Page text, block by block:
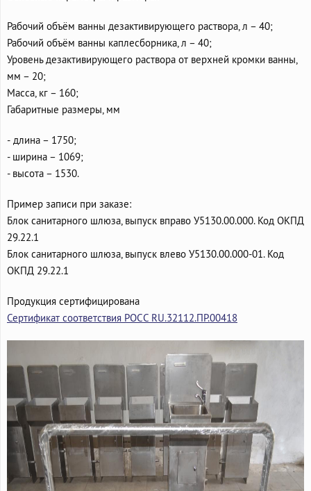
Рабочий объём ванны дезактивирующего раствора, л – 40;
Рабочий объём ванны каплесборника, л – 40;
Уровень дезактивирующего раствора от верхней кромки ванны,
мм – 20;
Масса, кг – 160;
Габаритные размеры, мм
- длина – 1750;
- ширина – 1069;
- высота – 1530.
Пример записи при заказе:
Блок санитарного шлюза, выпуск вправо У5130.00.000. Код ОКПД
29.22.1
Блок санитарного шлюза, выпуск влево У5130.00.000-01. Код
ОКПД 29.22.1
Продукция сертифицирована
Сертификат соответствия РОСС RU.32112.ПР.00418